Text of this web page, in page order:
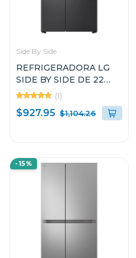
Side By Side
REFRIGERADORA LG
SIDE BY SIDE DE 22
CUFT COLOR NEGRO
SMART INVERTER
VS25LQIK
(1)
$927.95 $1,104.26
-15%